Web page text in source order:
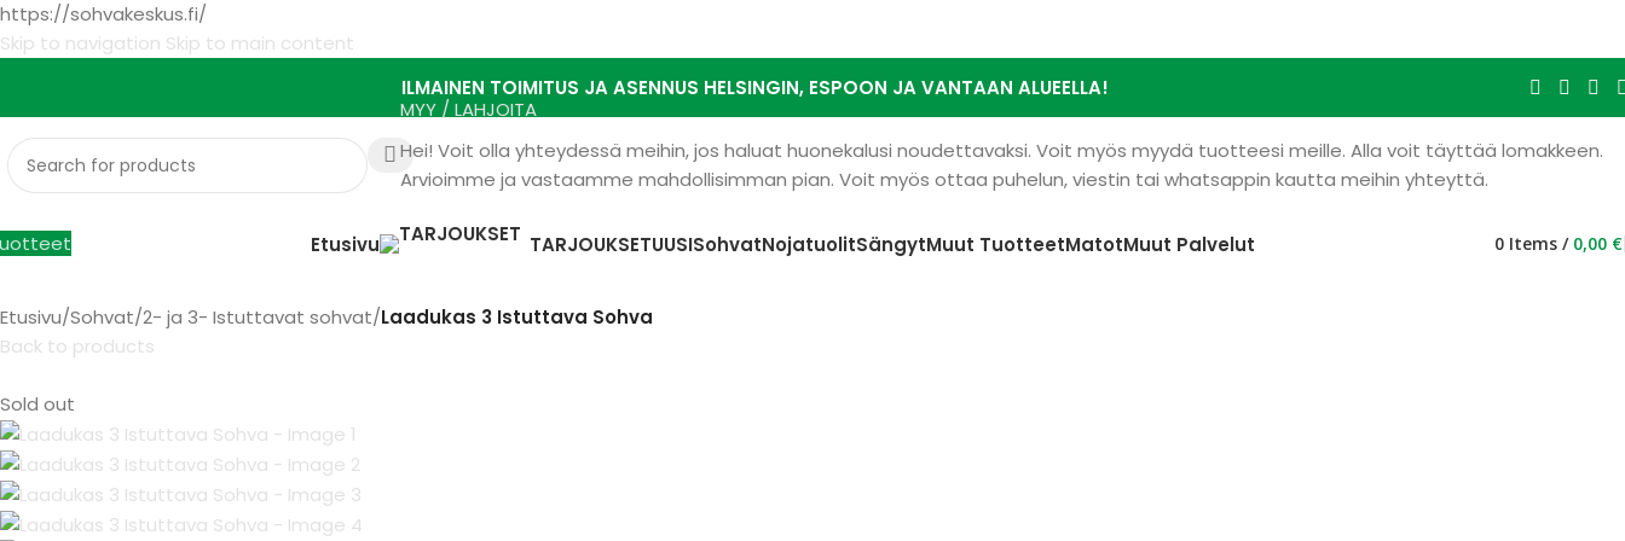
https://sohvakeskus.fi/
Skip to navigation Skip to main content
ILMAINEN TOIMITUS JA ASENNUS HELSINGIN, ESPOON JA VANTAAN ALUEELLA!
MYY / LAHJOITA
Hei! Voit olla yhteydessä meihin, jos haluat huonekalusi noudettavaksi. Voit myös myydä tuotteesi meille. Alla voit täyttää lomakkeen.
Arvioimme ja vastaamme mahdollisimman pian. Voit myös ottaa puhelun, viestin tai whatsappin kautta meihin yhteyttä.
Etusivu TARJOUKSETUUSISohvatNojatuolitSängytMuut TuotteetMatotMuut Palvelut 0 Items / 0,00 €
Etusivu/Sohvat/2- ja 3- Istuttavat sohvat/Laadukas 3 Istuttava Sohva
Back to products
Sold out